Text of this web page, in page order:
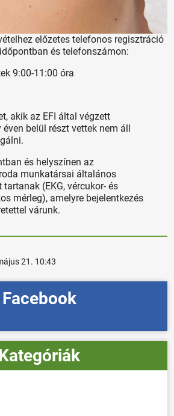
előzetes telefonos regisztráció
és telefonszámon:
9:00-11:00 óra
akik az EFI által végzett
belül részt vettek nem áll
és helyszínen az
munkatársai általános
(EKG, vércukor- és
mérleg), amelyre bejelentkezés
várunk.
21. 10:43
Facebook